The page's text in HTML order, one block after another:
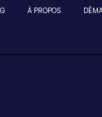
À PROPOS